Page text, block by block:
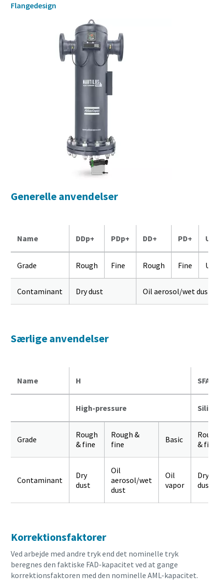
Flangedesign
Generelle anvendelser
Name DDp+ PDp+ DD+ PD+
Grade Rough Fine Rough Fine
Contaminant Dry dust Oil aerosol/wet dust
Særlige anvendelser
Name H SFA
High-pressure
Grade
Rough
& fine
Rough &
fine
Basic
Rough
& fine
Contaminant
Dry
dust
Oil
aerosol/wet
dust
Oil
vapor
Dry
dust
Korrektionsfaktorer
Ved arbejde med andre tryk end det nominelle tryk
beregnes den faktiske FAD-kapacitet ved at gange
korrektionsfaktoren med den nominelle AML-kapacitet.